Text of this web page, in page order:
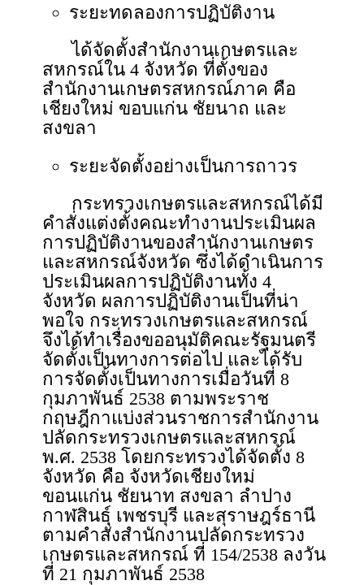
ระยะทดลองการปฏิบัติงาน
ได้จัดตั้งสำนักงานเกษตรและ
สหกรณ์ใน 4 จังหวัด ที่ตั้งของ
สำนักงานเกษตรสหกรณ์ภาค คือ
เชียงใหม่ ขอบแก่น ชัยนาถ และ
สงขลา
ระยะจัดตั้งอย่างเป็นการถาวร
กระทรวงเกษตรและสหกรณ์ได้มี
คำสั่งแต่งตั้งคณะทำงานประเมินผล
การปฏิบัติงานของสำนักงานเกษตร
และสหกรณ์จังหวัด ซึ่งได้ดำเนินการ
ประเมินผลการปฏิบัติงานทั้ง 4
จังหวัด ผลการปฏิบัติงานเป็นที่น่า
พอใจ กระทรวงเกษตรและสหกรณ์
จึงได้ทำเรื่องขออนุมัติคณะรัฐมนตรี
จัดตั้งเป็นทางการต่อไป และได้รับ
การจัดตั้งเป็นทางการเมื่อวันที่ 8
กุมภาพันธ์ 2538 ตามพระราช
กฤษฎีกาแบ่งส่วนราชการสำนักงาน
ปลัดกระทรวงเกษตรและสหกรณ์
พ.ศ. 2538 โดยกระทรวงได้จัดตั้ง 8
จังหวัด คือ จังหวัดเชียงใหม่
ขอนแก่น ชัยนาท สงขลา ลำปาง
กาฬสินธุ์ เพชรบุรี และสุราษฎร์ธานี
ตามคำสั่งสำนักงานปลัดกระทรวง
เกษตรและสหกรณ์ ที่ 154/2538 ลงวัน
ที่ 21 กุมภาพันธ์ 2538